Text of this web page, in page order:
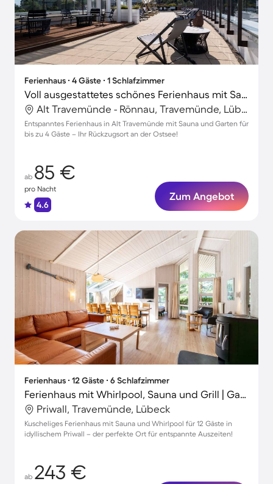
Ferienhaus ∙ 4 Gäste ∙ 1 Schlafzimmer
Voll ausgestattetes schönes Ferienhaus mit Sauna und Garten | Neben dem Strand
Alt Travemünde - Rönnau, Travemünde, Lübeck
Entspanntes Ferienhaus in Alt Travemünde mit Sauna und Garten für
bis zu 4 Gäste – Ihr Rückzugsort an der Ostsee!
ab 85 €
pro Nacht
4.6
Zum Angebot
Ferienhaus ∙ 12 Gäste ∙ 6 Schlafzimmer
Ferienhaus mit Whirlpool, Sauna und Grill | Gartenblick
Priwall, Travemünde, Lübeck
Kuscheliges Ferienhaus mit Sauna und Whirlpool für 12 Gäste in
idyllischem Priwall – der perfekte Ort für entspannte Auszeiten!
ab 243 €